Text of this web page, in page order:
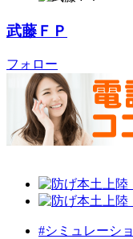
武藤ＦＰ
フォロー
#シミュレーシ